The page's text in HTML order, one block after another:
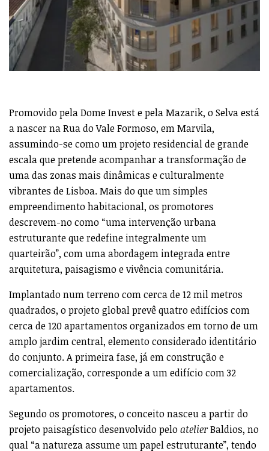
Promovido pela Dome Invest e pela Mazarik, o Selva está
a nascer na Rua do Vale Formoso, em Marvila,
assumindo-se como um projeto residencial de grande
escala que pretende acompanhar a transformação de
uma das zonas mais dinâmicas e culturalmente
vibrantes de Lisboa. Mais do que um simples
empreendimento habitacional, os promotores
descrevem-no como “uma intervenção urbana
estruturante que redefine integralmente um
quarteirão”, com uma abordagem integrada entre
arquitetura, paisagismo e vivência comunitária.
Implantado num terreno com cerca de 12 mil metros
quadrados, o projeto global prevê quatro edifícios com
cerca de 120 apartamentos organizados em torno de um
amplo jardim central, elemento considerado identitário
do conjunto. A primeira fase, já em construção e
comercialização, corresponde a um edifício com 32
apartamentos.
Segundo os promotores, o conceito nasceu a partir do
projeto paisagístico desenvolvido peloatelierBaldios, no
qual “a natureza assume um papel estruturante”, tendo